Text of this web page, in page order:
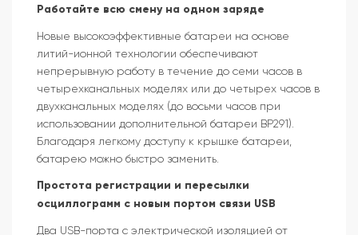
Работайте всю смену на одном заряде
Новые высокоэффективные батареи на основе
литий-ионной технологии обеспечивают
непрерывную работу в течение до семи часов в
четырехканальных моделях или до четырех часов в
двухканальных моделях (до восьми часов при
использовании дополнительной батареи BP291).
Благодаря легкому доступу к крышке батареи,
батарею можно быстро заменить.
Простота регистрации и пересылки
осциллограмм с новым портом связи USB
Два USB-порта с электрической изоляцией от